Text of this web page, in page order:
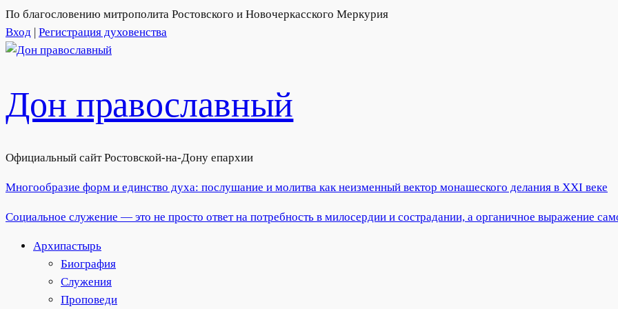
По благословению митрополита Ростовского и Новочеркасского Меркурия
Вход | Регистрация духовенства
Дон православный
Официальный сайт Ростовской-на-Дону епархии
Многообразие форм и единство духа: послушание и молитва как неизменный вектор монашеского делания в XXI веке
Социальное служение — это не просто ответ на потребность в милосердии и сострадании, а органичное выражение
Архипастырь
Биография
Служения
Проповеди